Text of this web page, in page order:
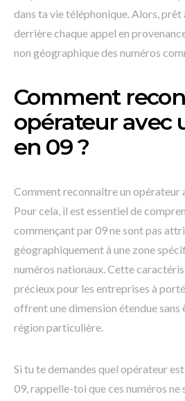
dans ta vie téléphonique. Alors,
derrière chaque appel en
non géographique des numéros
Comment
opérateur avec
en 09 ?
Comment reconnaître un opérateur
Pour cela, il est essentiel de
commençant par 09 ne sont pas
géographiquement à une zone
numéros nationaux. Cette
précieux pour les entreprises à
offrent une dimension étendue sans
région particulière.
Si tu te demandes quel opérateur
09, rappelle-toi que ces numéros ne